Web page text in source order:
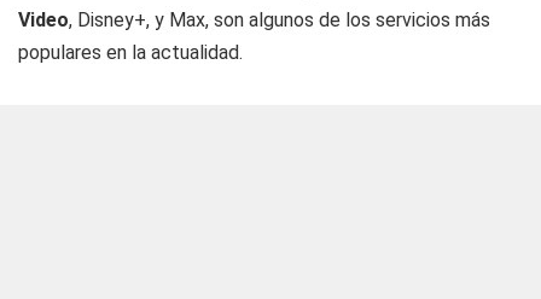
Video, Disney+, y Max, son algunos de los servicios más
populares en la actualidad.